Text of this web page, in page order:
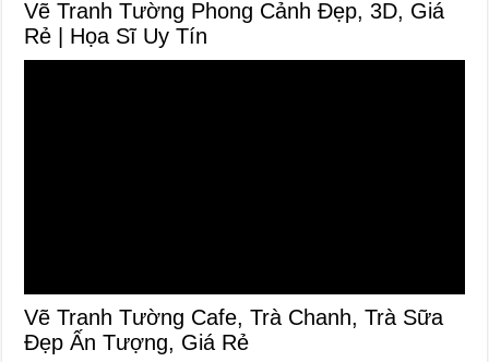
Vẽ Tranh Tường Phong Cảnh Đẹp, 3D, Giá
Rẻ | Họa Sĩ Uy Tín
Vẽ Tranh Tường Cafe, Trà Chanh, Trà Sữa
Đẹp Ấn Tượng, Giá Rẻ